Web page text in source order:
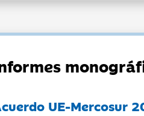
UE-Mercosur